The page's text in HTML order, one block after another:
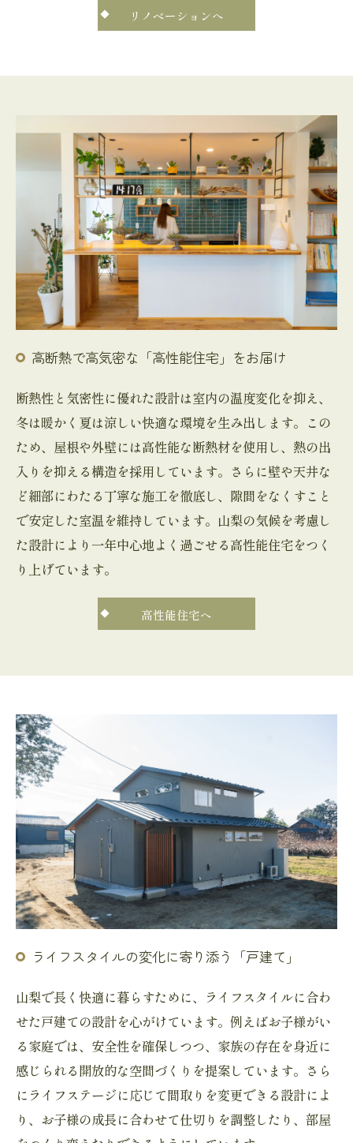
リノベーションへ
高断熱で高気密な「高性能住宅」をお届け
断熱性と気密性に優れた設計は室内の温度変化を抑え、
冬は暖かく夏は涼しい快適な環境を生み出します。この
ため、屋根や外壁には高性能な断熱材を使用し、熱の出
入りを抑える構造を採用しています。さらに壁や天井な
ど細部にわたる丁寧な施工を徹底し、隙間をなくすこと
で安定した室温を維持しています。山梨の気候を考慮し
た設計により一年中心地よく過ごせる高性能住宅をつく
り上げています。
高性能住宅へ
ライフスタイルの変化に寄り添う「戸建て」
山梨で長く快適に暮らすために、ライフスタイルに合わ
せた戸建ての設計を心がけています。例えばお子様がい
る家庭では、安全性を確保しつつ、家族の存在を身近に
感じられる開放的な空間づくりを提案しています。さら
にライフステージに応じて間取りを変更できる設計によ
り、お子様の成長に合わせて仕切りを調整したり、部屋